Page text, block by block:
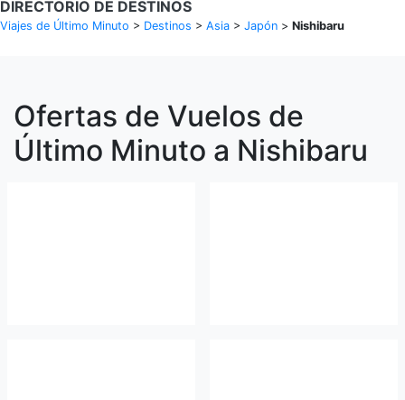
DIRECTORIO DE DESTINOS
Viajes de Último Minuto > Destinos > Asia > Japón > Nishibaru
Ofertas de Vuelos de
Último Minuto a Nishibaru